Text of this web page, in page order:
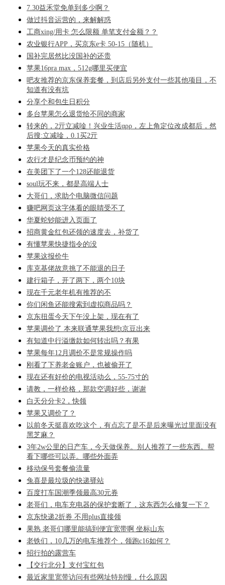
7.30益禾堂免单到多少啊？
做过抖音运营的，来解解惑
工商xing/用卡 怎么限额 单笔支付金额？？
农业银行APP，买京东e卡 50-15（随机）
国补完居然比没国补的还贵
苹果16pra max，512g哪里买便宜
吧友推荐的京东保养套餐，到店后另外支付一些其他项目，不
知道有没有坑
分享个和包生日积分
多台苹果怎么退货给不同的商家
转来的，2亓立减唫！兴业生活αρρ，左上角定位改成都后，然
后搜:立减唫，0.1买2亓
苹果今天的真实价格
农行才是纪念币预约的神
在美团下了一个128还能退货
soul玩不来，都是高端人士
大哥们，求助个电脑微信问题
赚吧网页这字体看的眼睛受不了
华夏蛇钞能进入页面了
招商黄金红包还领的速度去，补货了
有懂苹果快捷指令的没
苹果这报价牛
库克基佬故意挑了不能退的日子
建行箱子，开了两下，两个10块
现在千元老年机有推荐的不
你们闲鱼还能搜索到虚拟商品吗？
京东扭蛋今天下午没上架，现在有了
苹果调价了 本来联通苹果我想t京豆出来
有知道中行溢缴款如何转出吗？有果
苹果每年12月调价不是常规操作吗
刚看了下养老金账户，也被偷开了
现在还有好价的电视活动么，55-75寸的
请教，一样价格，那款空调好些，谢谢
白天分分卡2，快领
苹果又调价了？
以前冬天挺喜欢吃这个，有点忘了是不是后来曝光过里面没有
黑芝麻？
3年2w公里的日产车，今天做保养。别人推荐了一些东西。帮
看下哪些可以弄。哪些外面弄
移动保号套餐偷流量
兔喜是最垃圾的快递驿站
百度打车国潮季领最高30元券
老哥们，电车充电器的保护套断了，这东西怎么修复一下？
京东快递2折券 不用plus直接领
果熟 老哥们哪里能搞到便宜宽带啊 坐标山东
老铁们，10几万的电车推荐个，领跑c16如何？
招行拍的露营车
【交行北分】支付宝红包
最近家里宽带访问有些网址特别慢，什么原因